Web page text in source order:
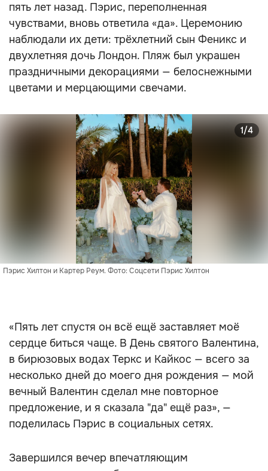
пять лет назад. Пэрис, переполненная
чувствами, вновь ответила «да». Церемонию
наблюдали их дети: трёхлетний сын Феникс и
двухлетняя дочь Лондон. Пляж был украшен
праздничными декорациями — белоснежными
цветами и мерцающими свечами.
Пэрис Хилтон и Картер Реум. Фото: Соцсети Пэрис Хилтон
1/4
«Пять лет спустя он всё ещё заставляет моё
сердце биться чаще. В День святого Валентина,
в бирюзовых водах Теркс и Кайкос — всего за
несколько дней до моего дня рождения — мой
вечный Валентин сделал мне повторное
предложение, и я сказала "да" ещё раз», —
поделилась Пэрис в социальных сетях.
Завершился вечер впечатляющим